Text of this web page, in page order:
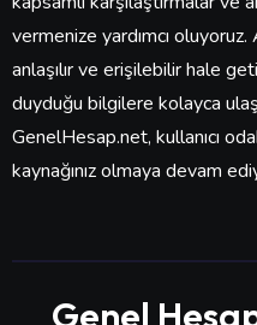
vermenize yardımcı oluyoruz.
anlaşılır ve erişilebilir hale
duyduğu bilgilere kolayca
GenelHesap.net, kullanıcı
kaynağınız olmaya devam
Genel